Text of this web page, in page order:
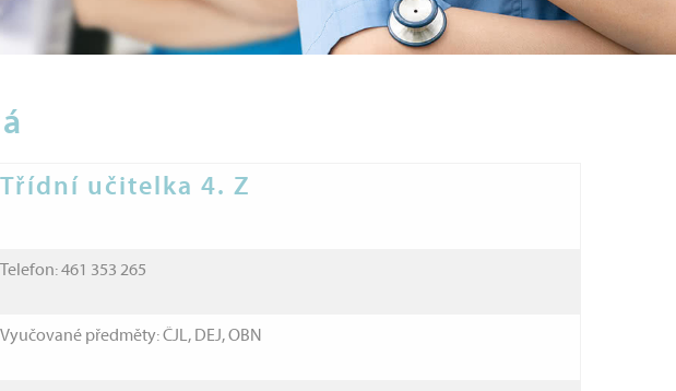
Třídní učitelka 4. Z
Telefon: 461 353 265
Vyučované předměty: ČJL, DEJ, OBN